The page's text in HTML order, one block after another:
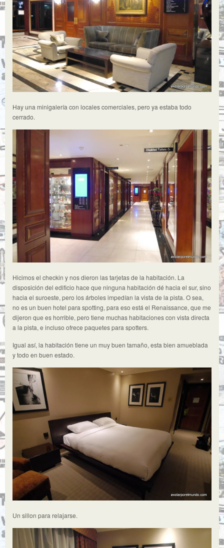
Hay una minigalería con locales comerciales, pero ya estaba todo
cerrado.
Hicimos el checkin y nos dieron las tarjetas de la habitación. La
disposición del edificio hace que ninguna habitación dé hacia el sur, sino
hacia el suroeste, pero los árboles impedían la vista de la pista. O sea,
no es un buen hotel para spotting, para eso está el Renaissance, que me
dijeron que es horrible, pero tiene muchas habitaciones con vista directa
a la pista, e incluso ofrece paquetes para spotters.
Igual así, la habitación tiene un muy buen tamaño, esta bien amueblada
y todo en buen estado.
Un sillon para relajarse.